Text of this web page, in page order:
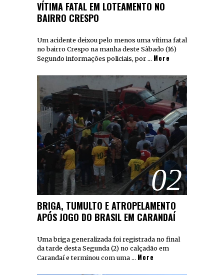
VÍTIMA FATAL EM LOTEAMENTO NO
BAIRRO CRESPO
Um acidente deixou pelo menos uma vítima fatal
no bairro Crespo na manha deste Sàbado (16)
Segundo informações policiais, por … More
02
BRIGA, TUMULTO E ATROPELAMENTO
APÓS JOGO DO BRASIL EM CARANDAÍ
Uma briga generalizada foi registrada no final
da tarde desta Segunda (2) no calçadão em
Carandaí e terminou com uma … More